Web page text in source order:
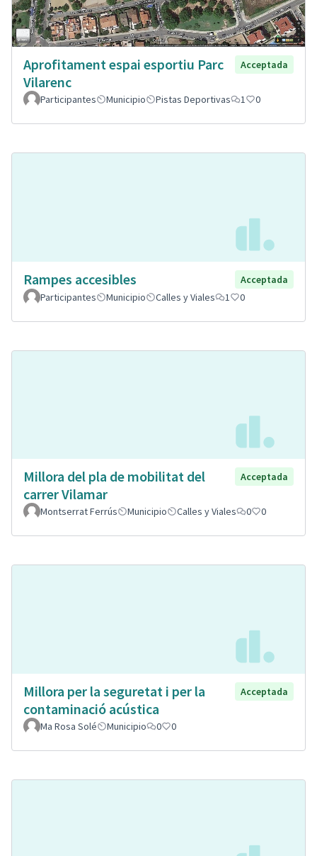
Aprofitament espai esportiu Parc
Vilarenc
Acceptada
Participantes Municipio Pistas Deportivas 1 0
Rampes accesibles
Acceptada
Participantes
Municipio Calles y Viales 1 0
Millora del pla de mobilitat del
carrer Vilamar
Acceptada
Montserrat Ferrús Municipio Calles y Viales 0 0
Millora per la seguretat i per la
contaminació acústica
Acceptada
Ma Rosa Solé Municipio 0 0